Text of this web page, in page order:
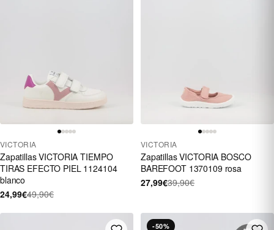
VICTORIA
Zapatillas VICTORIA TIEMPO
TIRAS EFECTO PIEL 1124104
blanco
24,99€49,90€
VICTORIA
Zapatillas VICTORIA BOSCO
BAREFOOT 1370109 rosa
27,99€39,90€
-50%